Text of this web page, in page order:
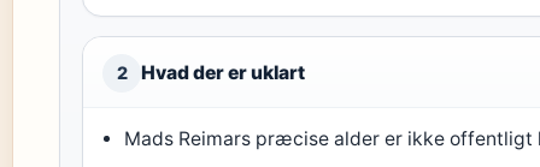
2 Hvad der er uklart
Mads Reimars præcise alder er ikke offentligt